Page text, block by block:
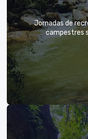
Únete a la
Jornadas de
campestres